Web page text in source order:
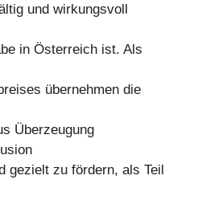
und wirkungsvoll
in Österreich ist. Als
übernehmen die
Überzeugung
gezielt zu fördern, als Teil